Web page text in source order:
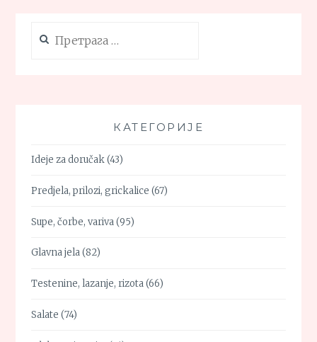
за:
КАТЕГОРИЈЕ
Ideje za doručak(43)
Predjela, prilozi, grickalice (67)
Supe, čorbe, variva(95)
Glavna jela(82)
Testenine, lazanje, rizota(66)
Salate (74)